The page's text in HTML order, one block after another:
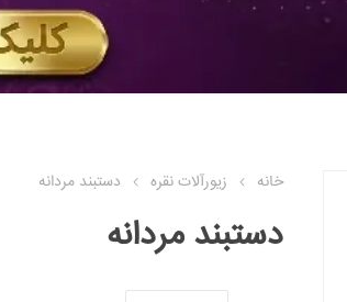
خانه زیورآلات نقره دستبند مردانه
دستبند مردانه